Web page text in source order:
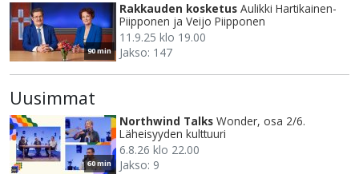
90 min
Rakkauden kosketus Aulikki Hartikainen-
Piipponen ja Veijo Piipponen
11.9.25 klo 19.00
Jakso: 147
Uusimmat
60 min
Northwind Talks Wonder, osa 2/6.
Läheisyyden kulttuuri
6.8.26 klo 22.00
Jakso: 9